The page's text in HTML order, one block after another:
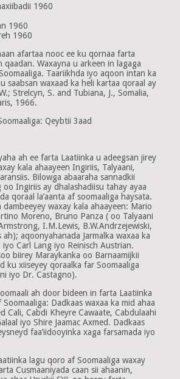
1960
1960
1960
afartaa nooc ee ku qornaa farta
qaadan. Waxayna u arkeen in lagaga
Taariikhda iyo aqoon intan ka
saabsan waxaad ka heli kartaa qoraal ay
Strelcyn, S. and Tubiana, J., Somalia,
1966.
Qeybtii 3aad
ah ee farta Laatiinka u adeegsan jirey
kala ahaayeen Ingiriis, Talyaani,
Bilowga abaaraha sannadkii
oo Ingiriis ay dhalashadiisu tahay ayaa
qoraal la’aanta af soomaaliga haysata.
waxay kala ahaayeen: Mario
Moreno, Bruno Panza ( oo Talyaani
I.M.Lewis, B.W.Andrzejewiski,
aqoonyahanada Jarmalka waxaa ka
Carl Lang iyo Reinisch Austrian.
biirey Maraykanka oo Barnaamijkii
ku xiiseyey qoraalka far Soomaaliga
iyo Dr. Castagno).
ah door bideen in farta Laatiinka
Dadkaas waxaa ka mid ahaa
Cali, Cabdi Kheyre Cawaate, Cabdulaahi
iyo Shire Jaamac Axmed. Dadkaas
faa’iidooyinka xaga farsamada iyo
lagu qoro af Soomaaliga waxay
Cusmaaniyada caan sii ahaanin,